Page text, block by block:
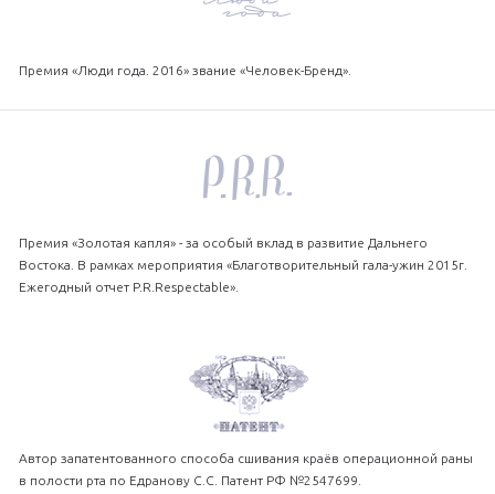
Премия «Люди года. 2016» звание «Человек-Бренд».
Премия «Золотая капля» - за особый вклад в развитие Дальнего
Востока. В рамках мероприятия «Благотворительный гала-ужин 2015г.
Ежегодный отчет P.R.Respectable».
Автор запатентованного способа сшивания краёв операционной раны
в полости рта по Едранову С.С. Патент РФ №2547699.